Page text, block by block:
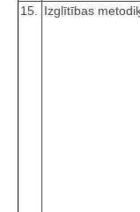
15.
Izglītības